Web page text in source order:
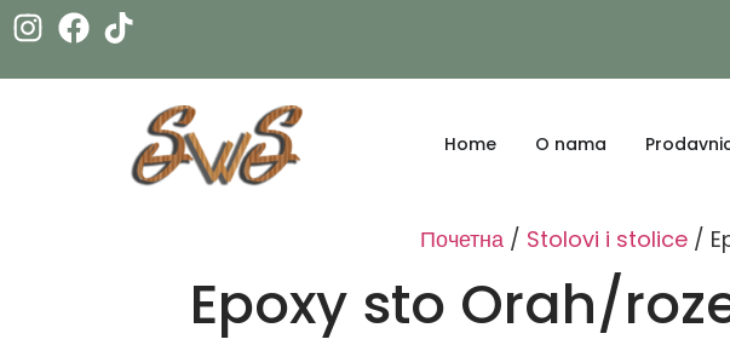
Home O nama
Почетна / Stolovi i stolice /
Epoxy sto Orah/